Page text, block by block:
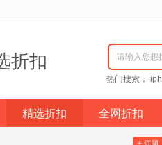
折扣 请输入您想
热门搜索：
精选折扣 全网折扣